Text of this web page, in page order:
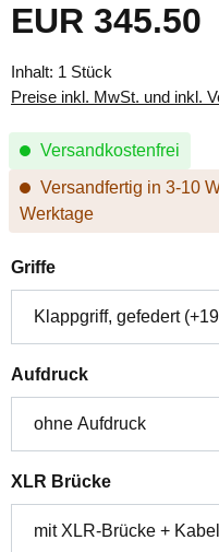
Regulärer Preis:
EUR 345.50
Inhalt: 1 Stück
Preise inkl. MwSt. und inkl.
Versandkostenfrei
Versandfertig in 3-10
Werktage
Griffeauswählen
Aufdruckauswählen
XLR Brückeauswählen